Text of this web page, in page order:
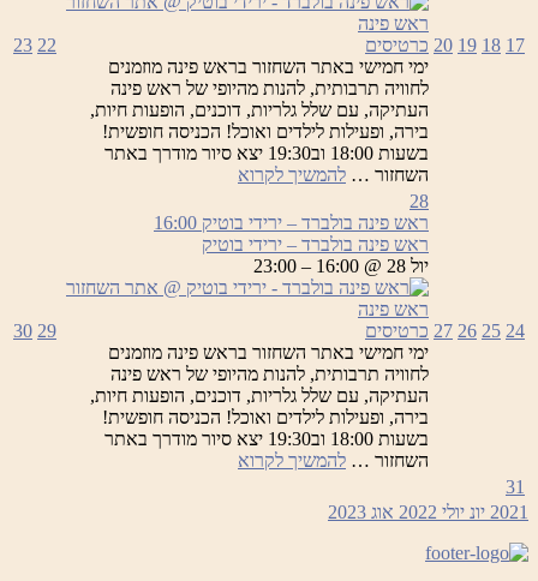
17
18
19
20 כרטיסים
ימי חמישי באתר השחזור בראש פינה מוזמנים
לחוויה תרבותית, להנות מהיופי של ראש פינה
העתיקה, עם שלל גלריות, דוכנים, הופעות חיות,
בירה, ופעילות לילדים ואוכל! הכניסה חופשית!
בשעות 18:00 וב19:30 יצא סיור מודרך באתר
השחזור … להמשיך לקרוא
בולברד
–
ירידי
בוטיק
22
23
24
25
26
27
28
ראש פינה בולברד – ירידי בוטיק 16:00
ראש פינה בולברד – ירידי בוטיק
יול 28 @ 16:00 – 23:00
כרטיסים
ימי חמישי באתר השחזור בראש פינה מוזמנים
לחוויה תרבותית, להנות מהיופי של ראש פינה
העתיקה, עם שלל גלריות, דוכנים, הופעות חיות,
בירה, ופעילות לילדים ואוכל! הכניסה חופשית!
בשעות 18:00 וב19:30 יצא סיור מודרך באתר
השחזור … להמשיך לקרוא
29
30
31
2021 יונ יולי 2022 אוג 2023